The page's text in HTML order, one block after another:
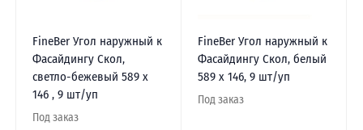
FineBer Угол наружный к
Фасайдингу Скол,
светло-бежевый 589 х
146 , 9 шт/уп
Под заказ
FineBer Угол наружный к
Фасайдингу Скол, белый
589 х 146, 9 шт/уп
Под заказ